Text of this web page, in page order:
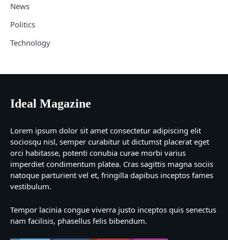
News
Politics
Technology
Ideal Magazine
Lorem ipsum dolor sit amet consectetur adipiscing elit
sociosqu nisl, semper curabitur ut dictumst placerat eget
orci habitasse, potenti conubia curae morbi varius
imperdiet condimentum platea. Cras sagittis magna sociis
natoque parturient vel et, fringilla dapibus inceptos fames
vestibulum.
Tempor lacinia congue viverra justo inceptos quis senectus
nam facilisis, phasellus felis bibendum.